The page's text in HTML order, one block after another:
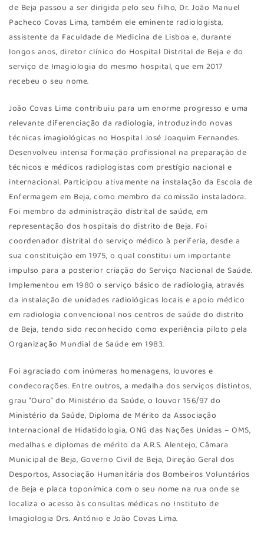
de Beja passou a ser dirigida pelo seu filho, Dr. João Manuel
Pacheco Covas Lima, também ele eminente radiologista,
assistente da Faculdade de Medicina de Lisboa e, durante
longos anos, diretor clínico do Hospital Distrital de Beja e do
serviço de Imagiologia do mesmo hospital, que em 2017
recebeu o seu nome.
João Covas Lima contribuiu para um enorme progresso e uma
relevante diferenciação da radiologia, introduzindo novas
técnicas imagiológicas no Hospital José Joaquim Fernandes.
Desenvolveu intensa formação profissional na preparação de
técnicos e médicos radiologistas com prestígio nacional e
internacional. Participou ativamente na instalação da Escola de
Enfermagem em Beja, como membro da comissão instaladora.
Foi membro da administração distrital de saúde, em
representação dos hospitais do distrito de Beja. Foi
coordenador distrital do serviço médico à periferia, desde a
sua constituição em 1975, o qual constitui um importante
impulso para a posterior criação do Serviço Nacional de Saúde.
Implementou em 1980 o serviço básico de radiologia, através
da instalação de unidades radiológicas locais e apoio médico
em radiologia convencional nos centros de saúde do distrito
de Beja, tendo sido reconhecido como experiência piloto pela
Organização Mundial de Saúde em 1983.
Foi agraciado com inúmeras homenagens, louvores e
condecorações. Entre outros, a medalha dos serviços distintos,
grau “Ouro” do Ministério da Saúde, o louvor 156/97 do
Ministério da Saúde, Diploma de Mérito da Associação
Internacional de Hidatidologia, ONG das Nações Unidas – OMS,
medalhas e diplomas de mérito da A.R.S. Alentejo, Câmara
Municipal de Beja, Governo Civil de Beja, Direção Geral dos
Desportos, Associação Humanitária dos Bombeiros Voluntários
de Beja e placa toponímica com o seu nome na rua onde se
localiza o acesso às consultas médicas no Instituto de
Imagiologia Drs. António e João Covas Lima.